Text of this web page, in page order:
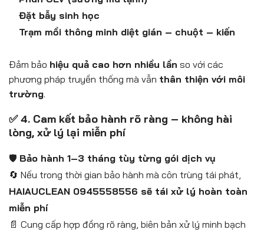
Đặt bẫy sinh học
Trạm mồi thông minh diệt gián – chuột – kiến
Đảm bảo hiệu quả cao hơn nhiều lần so với các
phương pháp truyền thống mà vẫn thân thiện với môi
trường.
✅ 4. Cam kết bảo hành rõ ràng – không hài
lòng, xử lý lại miễn phí
🛡️ Bảo hành 1–3 tháng tùy từng gói dịch vụ
🔄 Nếu trong thời gian bảo hành mà côn trùng tái phát,
HAIAUCLEAN 0945558556 sẽ tái xử lý hoàn toàn
miễn phí
📄 Cung cấp hợp đồng rõ ràng, biên bản xử lý minh bạch